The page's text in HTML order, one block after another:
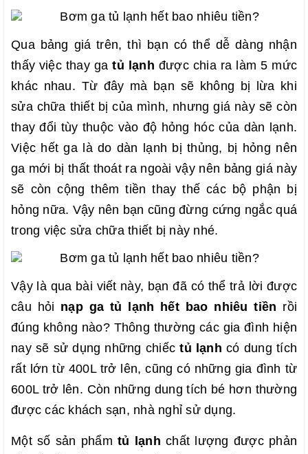
Qua bảng giá trên, thì bạn có thể dễ dàng nhận
thấy việc thay gatủ lạnh được chia ra làm 5 mức
khác nhau. Từ đây mà bạn sẽ không bị lừa khi
sửa chữa thiết bị của mình, nhưng giá này sẽ còn
thay đổi tùy thuộc vào độ hỏng hóc của dàn lạnh.
Việc hết ga là do dàn lạnh bị thủng, bị hỏng nên
ga mới bị thất thoát ra ngoài vậy nên bảng giá này
sẽ còn cộng thêm tiền thay thế các bộ phận bị
hỏng nữa. Vậy nên bạn cũng đừng cứng ngắc quá
trong việc sửa chữa thiết bị này nhé.
Vậy là qua bài viết này, bạn đã có thể trả lời được
câu hỏi nạp ga tủ lạnh hết bao nhiêu tiền rồi
đúng không nào? Thông thường các gia đình hiện
nay sẽ sử dụng những chiếctủ lạnh có dung tích
rất lớn từ 400L trở lên, cũng có những gia đình từ
600L trở lên. Còn những dung tích bé hơn thường
được các khách sạn, nhà nghỉ sử dụng.
Một số sản phẩm tủ lạnh chất lượng được phản